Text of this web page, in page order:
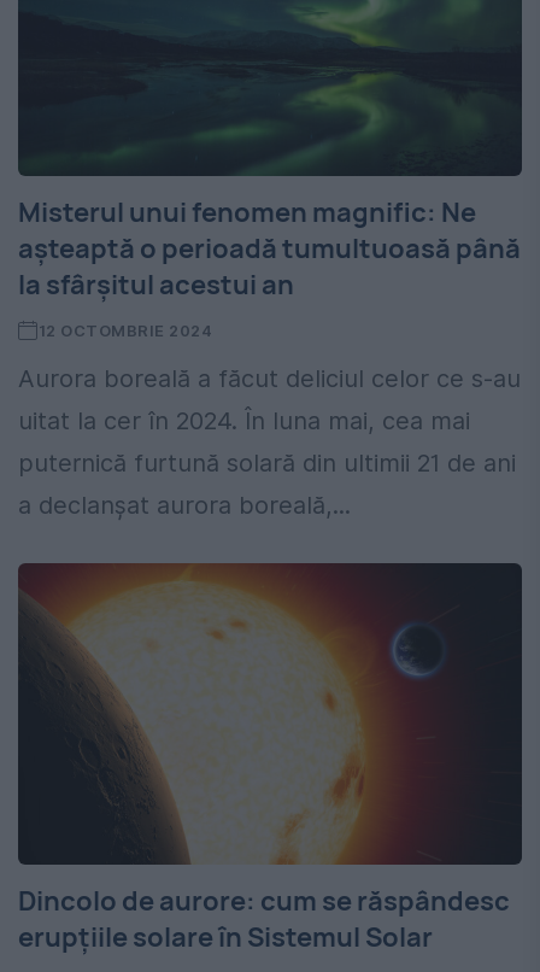
Misterul unui fenomen magnific: Ne
așteaptă o perioadă tumultuoasă până
la sfârșitul acestui an
12 OCTOMBRIE 2024
Aurora boreală a făcut deliciul celor ce s-au
uitat la cer în 2024. În luna mai, cea mai
puternică furtună solară din ultimii 21 de ani
a declanșat aurora boreală,...
Dincolo de aurore: cum se răspândesc
erupțiile solare în Sistemul Solar